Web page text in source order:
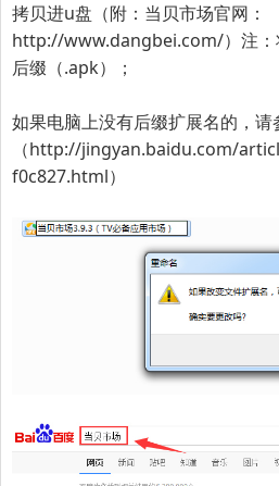
拷贝进u盘（附：当贝市场官网：
http://www.dangbei.com/） 注
后缀（.apk）
；
如果电脑上没有后缀扩展名的，
（http://jingyan.baidu.com/
f0c827.html）